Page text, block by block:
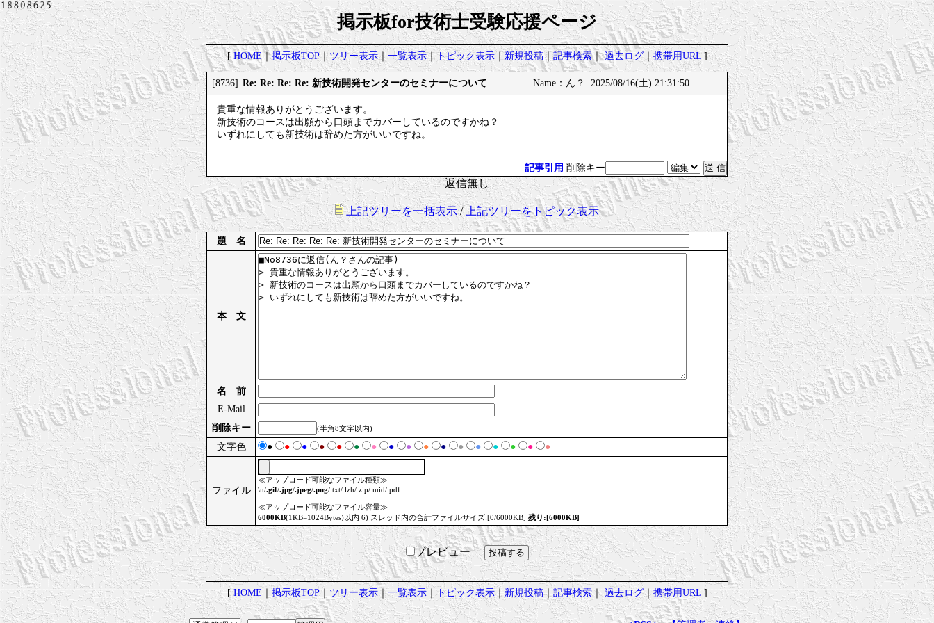
掲示板for技術士受験応援ページ
[HOME｜掲示板TOP｜ツリー表示｜一覧表示｜トピック表示｜新規投稿｜記事検索｜過去ログ｜携帯用URL]
[8736] Re: Re: Re: Re: 新技術開発センターのセミナーについて Name：ん？ 2025/08/16(土) 21:31:50
貴重な情報ありがとうございます。
新技術のコースは出願から口頭までカバーしているのですかね？
いずれにしても新技術は辞めた方がいいですね。
記事引用 削除キー
返信無し
上記ツリーを一括表示/上記ツリーをトピック表示
題 名
本 文
名 前
E-Mail
削除キー
(半角8文字以内)
文字色 ● ● ● ● ● ● ● ● ● ● ● ● ● ● ● ● ●
ファイル
≪アップロード可能なファイル種類≫
\n/.gif/.jpg/.jpeg/.png/.txt/.lzh/.zip/.mid/.pdf
≪アップロード可能なファイル容量≫
6000KB(1KB=1024Bytes)以内 6) スレッド内の合計ファイルサイズ:[0/6000KB] 残り:[6000KB]
プレビュー
[HOME ｜掲示板TOP｜ ツリー表示｜一覧表示｜トピック表示｜ 新規投稿｜ 記事検索｜ 過去ログ｜携帯用URL]